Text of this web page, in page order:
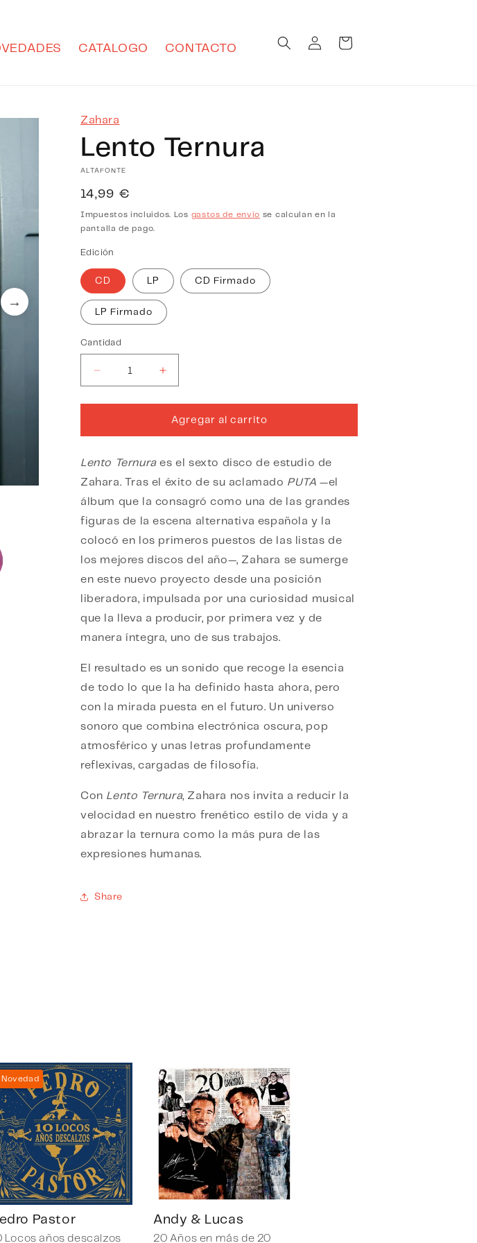
CATALOGO CONTACTO
sesión
Carrito
Zahara
Lento Ternura
ALTAFONTE
Precio
habitual
14,99 €
Impuestos incluidos. Los gastos de envío se calculan en la
pantalla de pago.
Edición
CD LP CD Firmado
LP Firmado
Cantidad
Reducir
cantidad
para
Aumentar
cantidad
para
Lento
Agregar al carrito
Lento Ternuraes el sexto disco de estudio de
Zahara. Tras el éxito de su aclamado PUTA —el
álbum que la consagró como una de las grandes
figuras de la escena alternativa española y la
colocó en los primeros puestos de las listas de
los mejores discos del año—, Zahara se sumerge
en este nuevo proyecto desde una posición
liberadora, impulsada por una curiosidad musical
que la lleva a producir, por primera vez y de
manera íntegra, uno de sus trabajos.
El resultado es un sonido que recoge la esencia
de todo lo que la ha definido hasta ahora, pero
con la mirada puesta en el futuro. Un universo
sonoro que combina electrónica oscura, pop
atmosférico y unas letras profundamente
reflexivas, cargadas de filosofía.
Con Lento Ternura, Zahara nos invita a reducir la
velocidad en nuestro frenético estilo de vida y a
abrazar la ternura como la más pura de las
expresiones humanas.
Share
Novedad
Pastor
Locos años descalzos
Andy & Lucas
20 Años en más de 20